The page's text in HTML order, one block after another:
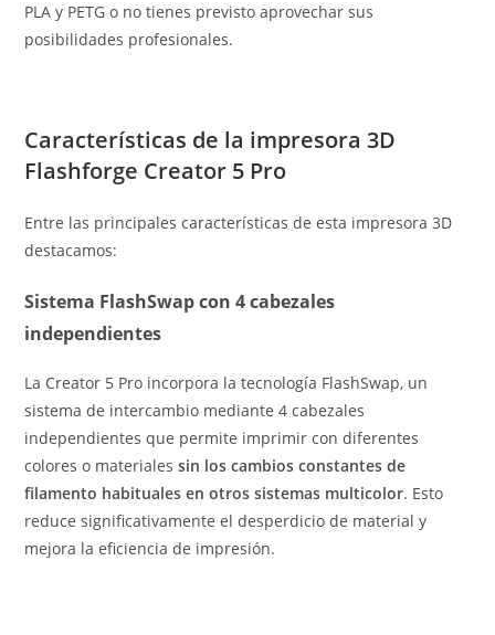
PLA y PETG o no tienes previsto aprovechar sus
posibilidades profesionales.
Características de la impresora 3D
Flashforge Creator 5 Pro
Entre las principales características de esta impresora 3D
destacamos:
Sistema FlashSwap con 4 cabezales
independientes
La Creator 5 Pro incorpora la tecnología FlashSwap, un
sistema de intercambio mediante 4 cabezales
independientes que permite imprimir con diferentes
colores o materialessin los cambios constantes de
filamento habituales en otros sistemas multicolor. Esto
reduce significativamente el desperdicio de material y
mejora la eficiencia de impresión.